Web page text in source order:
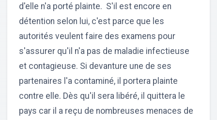
d'elle n'a porté plainte. S'il est encore en
détention selon lui, c'est parce que les
autorités veulent faire des examens pour
s'assurer qu'il n'a pas de maladie infectieuse
et contagieuse. Si devanture une de ses
partenaires l'a contaminé, il portera plainte
contre elle. Dès qu'il sera libéré, il quittera le
pays car il a reçu de nombreuses menaces de